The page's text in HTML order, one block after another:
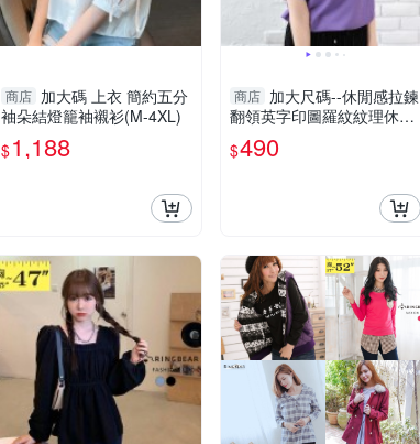
商店 加大碼 上衣 簡約五分
袖朵結燈籠袖襯衫(M-4XL)
$1,188
商店 加大尺碼--休閒感拉鍊
翻領英字印圖羅紋紋理休閒
短袖上衣(黑.黃.紫L-3L)-U73
5眼圈熊中大尺碼
$490